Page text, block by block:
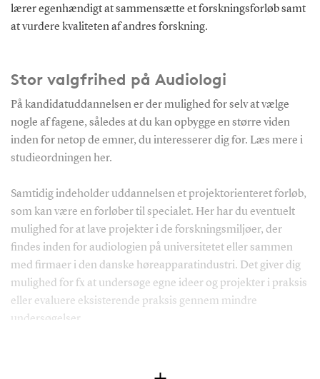
lærer egenhændigt at sammensætte et forskningsforløb samt
at vurdere kvaliteten af andres forskning.
Stor valgfrihed på Audiologi
På kandidatuddannelsen er der mulighed for selv at vælge
nogle af fagene, således at du kan opbygge en større viden
inden for netop de emner, du interesserer dig for. Læs mere i
studieordningen her.
Samtidig indeholder uddannelsen et projektorienteret forløb,
som kan være en forløber til specialet. Her har du eventuelt
mulighed for at lave projekter i de forskningsmiljøer, der
findes inden for audiologien på universitetet eller sammen
med firmaer i den danske høreapparatindustri. Det giver dig
mulighed for fx at undersøge egne ideer og projekter i praksis
eller evaluere eksisterende praksis gennem mindre
undersøgelser.
delvist selv bestemme hvilke områder, du vil prioritere, samt